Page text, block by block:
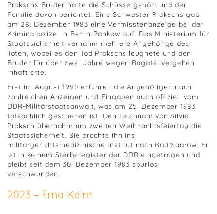
Prokschs Bruder hatte die Schüsse gehört und der
Familie davon berichtet. Eine Schwester Prokschs gab
am 28. Dezember 1983 eine Vermisstenanzeige bei der
Kriminalpolizei in Berlin-Pankow auf. Das Ministerium für
Staatssicherheit vernahm mehrere Angehörige des
Toten, wobei es den Tod Prokschs leugnete und den
Bruder für über zwei Jahre wegen Bagatellvergehen
inhaftierte.
Erst im August 1990 erfuhren die Angehörigen nach
zahlreichen Anzeigen und Eingaben auch offiziell vom
DDR-Militärstaatsanwalt, was am 25. Dezember 1983
tatsächlich geschehen ist. Den Leichnam von Silvio
Proksch übernahm am zweiten Weihnachtsfeiertag die
Staatssicherheit. Sie brachte ihn ins
militärgerichtsmedizinische Institut nach Bad Saarow. Er
ist in keinem Sterberegister der DDR eingetragen und
bleibt seit dem 30. Dezember 1983 spurlos
verschwunden.
2023 – Erna Kelm